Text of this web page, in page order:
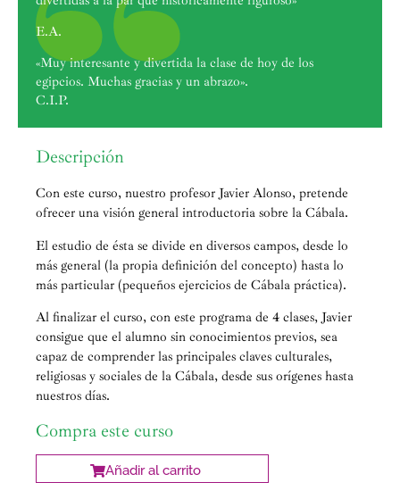
E.A.
«Muy interesante y divertida la clase de hoy de los
egipcios. Muchas gracias y un abrazo».
C.I.P.
Descripción
Con este curso, nuestro profesor Javier Alonso, pretende
ofrecer una visión general introductoria sobre la Cábala.
El estudio de ésta se divide en diversos campos, desde lo
más general (la propia definición del concepto) hasta lo
más particular (pequeños ejercicios de Cábala práctica).
Al finalizar el curso, con este programa de 4 clases, Javier
consigue que el alumno sin conocimientos previos, sea
capaz de comprender las principales claves culturales,
religiosas y sociales de la Cábala, desde sus orígenes hasta
nuestros días.
Compra este curso
Añadir al carrito